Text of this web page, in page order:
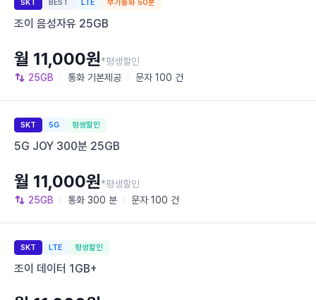
SKT BEST LTE 부가통화 50분
조이 음성자유 25GB
25GB 통화 기본제공 문자 100 건
월 11,000원*평생할인
SKT 5G 평생할인
5G JOY 300분 25GB
25GB 통화 300 분 문자 100 건
월 11,000원*평생할인
SKT LTE 평생할인
조이 데이터 1GB+